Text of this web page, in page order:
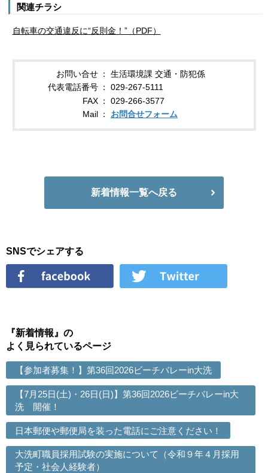
関連チラシ
自転車の交通違反に“反則金！”（PDF）
お問い合せ
生活環境課 交通・防犯係
代表電話番号
029-267-5111
FAX
029-266-3577
Mail
お問合せフォーム
新着情報一覧へ戻る
SNSでシェアする
『新着情報』の
よく見られているページ
【参加者募集！】第36回2026ビーチバレーin大洗
【7月25日(土)・26日(日)】第36回2026ビーチバレーin大
洗 開催！
日本郵便や郵便局を装った電話にご注意ください！
大洗町職員採用試験の実施について（令和９年４月採用
予定・社会人経験者）